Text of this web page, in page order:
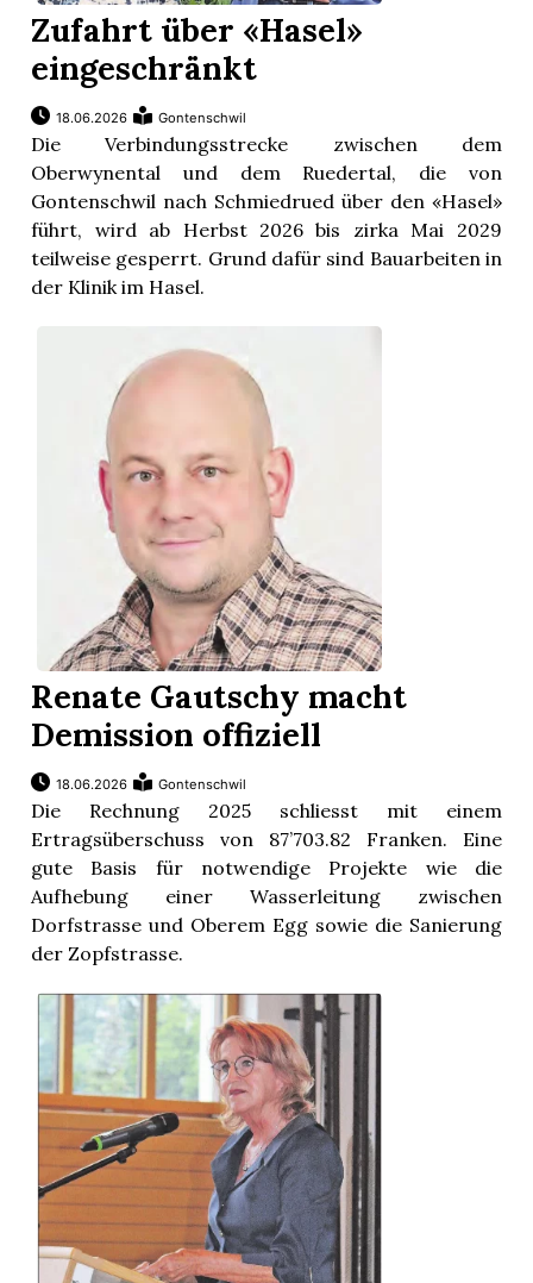
Zufahrt über «Hasel»
eingeschränkt
18.06.2026 Gontenschwil
Die Verbindungsstrecke zwischen dem
Oberwynental und dem Ruedertal, die von
Gontenschwil nach Schmiedrued über den «Hasel»
führt, wird ab Herbst 2026 bis zirka Mai 2029
teilweise gesperrt. Grund dafür sind Bauarbeiten in
der Klinik im Hasel.
Renate Gautschy macht
Demission offiziell
18.06.2026 Gontenschwil
Die Rechnung 2025 schliesst mit einem
Ertragsüberschuss von 87’703.82 Franken. Eine
gute Basis für notwendige Projekte wie die
Aufhebung einer Wasserleitung zwischen
Dorfstrasse und Oberem Egg sowie die Sanierung
der Zopfstrasse.